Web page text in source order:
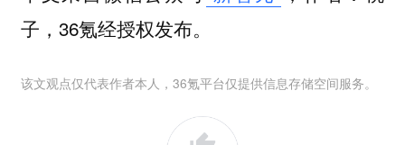
子，36氪经授权发布。
该文观点仅代表作者本人，36氪平台仅提供信息存储空间服务。